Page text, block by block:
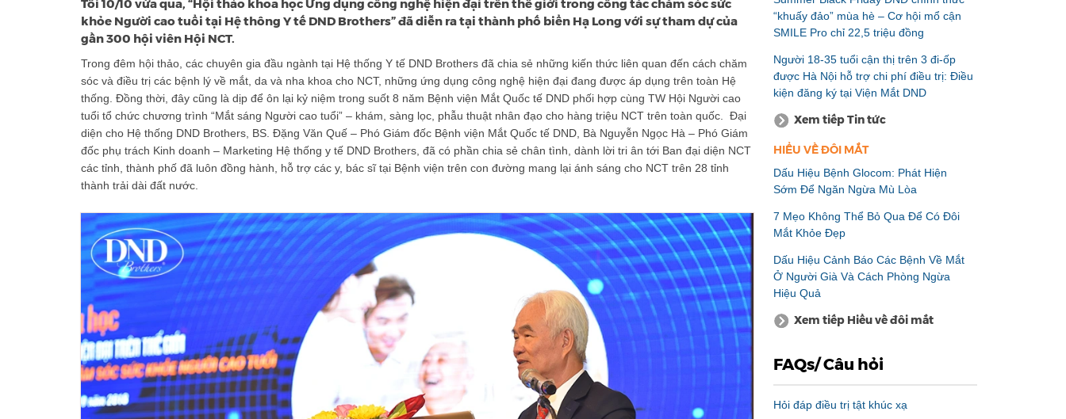
Tối 10/10 vừa qua, “Hội thảo khoa học Ứng dụng công nghệ hiện đại trên thế giới trong công tác chăm sóc sức
khỏe Người cao tuổi tại Hệ thông Y tế DND Brothers” đã diễn ra tại thành phố biển Hạ Long với sự tham dự của
gần 300 hội viên Hội NCT.
Trong đêm hội thảo, các chuyên gia đầu ngành tại Hệ thống Y tế DND Brothers đã chia sẻ những kiến thức liên quan đến cách chăm
sóc và điều trị các bệnh lý về mắt, da và nha khoa cho NCT, những ứng dụng công nghệ hiện đại đang được áp dụng trên toàn Hệ
thống. Đồng thời, đây cũng là dịp để ôn lại kỷ niệm trong suốt 8 năm Bệnh viện Mắt Quốc tế DND phối hợp cùng TW Hội Người cao
tuổi tổ chức chương trình “Mắt sáng Người cao tuổi” – khám, sàng lọc, phẫu thuật nhân đạo cho hàng triệu NCT trên toàn quốc. Đại
diện cho Hệ thống DND Brothers, BS. Đặng Văn Quế – Phó Giám đốc Bệnh viện Mắt Quốc tế DND, Bà Nguyễn Ngọc Hà – Phó Giám
đốc phụ trách Kinh doanh – Marketing Hệ thống y tế DND Brothers, đã có phần chia sẻ chân tình, dành lời tri ân tới Ban đại diện NCT
các tỉnh, thành phố đã luôn đồng hành, hỗ trợ các y, bác sĩ tại Bệnh viện trên con đường mang lại ánh sáng cho NCT trên 28 tỉnh
thành trải dài đất nước.
“khuấy đảo” mùa hè – Cơ hội mổ cận
SMILE Pro chỉ 22,5 triệu đồng
Người 18-35 tuổi cận thị trên 3 đi-ốp
được Hà Nội hỗ trợ chi phí điều trị: Điều
kiện đăng ký tại Viện Mắt DND
Xem tiếp Tin tức
HIỂU VỀ ĐÔI MẮT
Dấu Hiệu Bệnh Glocom: Phát Hiện
Sớm Để Ngăn Ngừa Mù Lòa
7 Mẹo Không Thể Bỏ Qua Để Có Đôi
Mắt Khỏe Đẹp
Dấu Hiệu Cảnh Báo Các Bệnh Về Mắt
Ở Người Già Và Cách Phòng Ngừa
Hiệu Quả
Xem tiếp Hiểu về đôi mắt
FAQs/ Câu hỏi
Hỏi đáp điều trị tật khúc xạ